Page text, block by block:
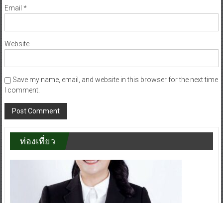
Email *
Website
Save my name, email, and website in this browser for the next time
I comment.
ท่องเที่ยว